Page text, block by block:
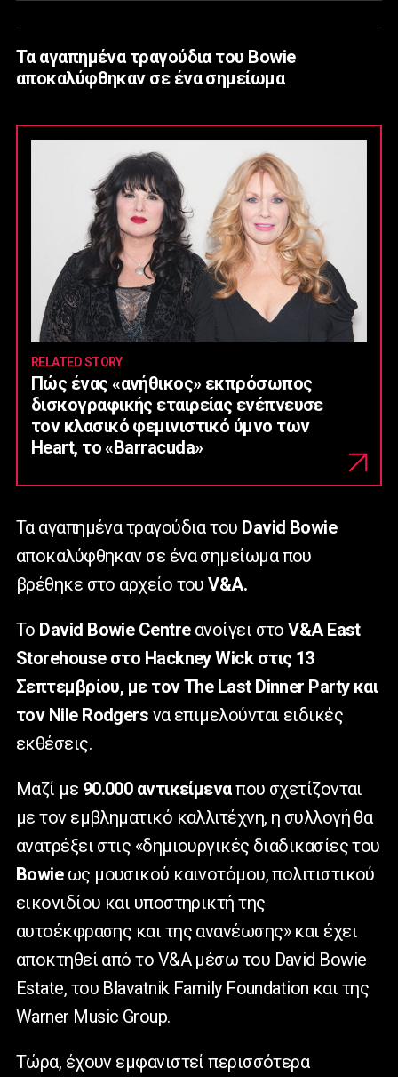
Τα αγαπημένα τραγούδια του Bowie
αποκαλύφθηκαν σε ένα σημείωμα
RELATED STORY
Πώς ένας «ανήθικος» εκπρόσωπος
δισκογραφικής εταιρείας ενέπνευσε
τον κλασικό φεμινιστικό ύμνο των
Heart, το «Barracuda»
Τα αγαπημένα τραγούδια του David Bowie
αποκαλύφθηκαν σε ένα σημείωμα που
βρέθηκε στο αρχείο τουV&A.
Το David Bowie Centreανοίγει στοV&A East
Storehouseστο HackneyWickστις 13
Σεπτεμβρίου, με τονThe Last Dinner Partyκαι
τον Nile Rodgers να επιμελούνται ειδικές
εκθέσεις.
Μαζί με 90.000 αντικείμεναπου σχετίζονται
με τον εμβληματικό καλλιτέχνη, η συλλογή θα
ανατρέξει στις «δημιουργικές διαδικασίες του
Bowieως μουσικού καινοτόμου, πολιτιστικού
εικονιδίου και υποστηρικτή της
αυτοέκφρασης και της ανανέωσης» και έχει
αποκτηθεί από το V&Aμέσω του David Bowie
Estate, του Blavatnik Family Foundation και της
Warner Music Group.
Τώρα, έχουν εμφανιστεί περισσότερα